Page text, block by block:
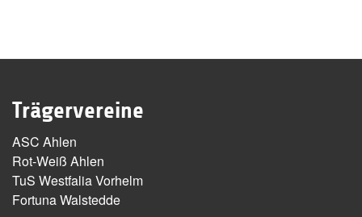
Trägervereine
ASC Ahlen
Rot-Weiß Ahlen
TuS Westfalia Vorhelm
Fortuna Walstedde